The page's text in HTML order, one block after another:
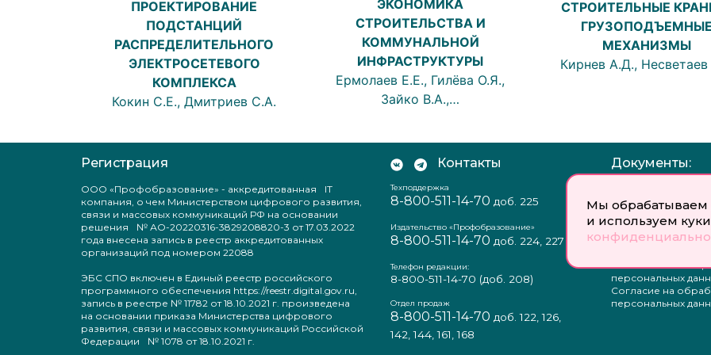
Мы обрабатываем
и используем
ПРОЕКТИРОВАНИЕ
ПОДСТАНЦИЙ
РАСПРЕДЕЛИТЕЛЬНОГО
ЭЛЕКТРОСЕТЕВОГО
КОМПЛЕКСА
Кокин С.Е., Дмитриев С.А.
ЭКОНОМИКА
СТРОИТЕЛЬСТВА И
КОММУНАЛЬНОЙ
ИНФРАСТРУКТУРЫ
Ермолаев Е.Е., Гилёва О.Я.,
Зайко В.А.,…
СТРОИТЕЛЬНЫЕ
ГРУЗОПОДЪЕМНЫЕ
МЕХАНИЗМЫ
Кирнев А.Д., Несветаев
Регистрация
ООО «Профобразование» - аккредитованная IT
компания, о чем Министерством цифрового развития,
связи и массовых коммуникаций РФ на основании
решения № АО-20220316-3829208820-3 от 17.03.2022
года внесена запись в реестр аккредитованных
организаций под номером 22088
ЭБС СПО включен в Единый реестр российского
программного обеспечения https://reestr.digital.gov.ru,
запись в реестре № 11782 от 18.10.2021 г. произведена
на основании приказа Министерства цифрового
развития, связи и массовых коммуникаций Российской
Федерации № 1078 от 18.10.2021 г.
Контакты
Техподдержка
8-800-511-14-70 доб. 225
Издательство «Профобразование»
8-800-511-14-70 доб. 224, 227
Телефон редакции:
8-800-511-14-70 (доб. 208)
Отдел продаж
8-800-511-14-70 доб. 122, 126,
142, 144, 161, 168
Документы:
персональных
Пользовательское
соглашение
Политика
Положение о
персональных
Согласие на
персональных